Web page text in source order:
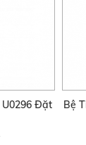
U0296 Đặt
Bệ